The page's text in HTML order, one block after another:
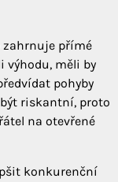
zahrnuje přímé
výhodu, měli by
pohyby
riskantní, proto
na otevřené
konkurenční